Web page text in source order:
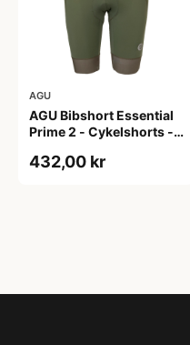
AGU
AGU Bibshort Essential
Prime 2 - Cykelshorts -
2XL
432,00 kr